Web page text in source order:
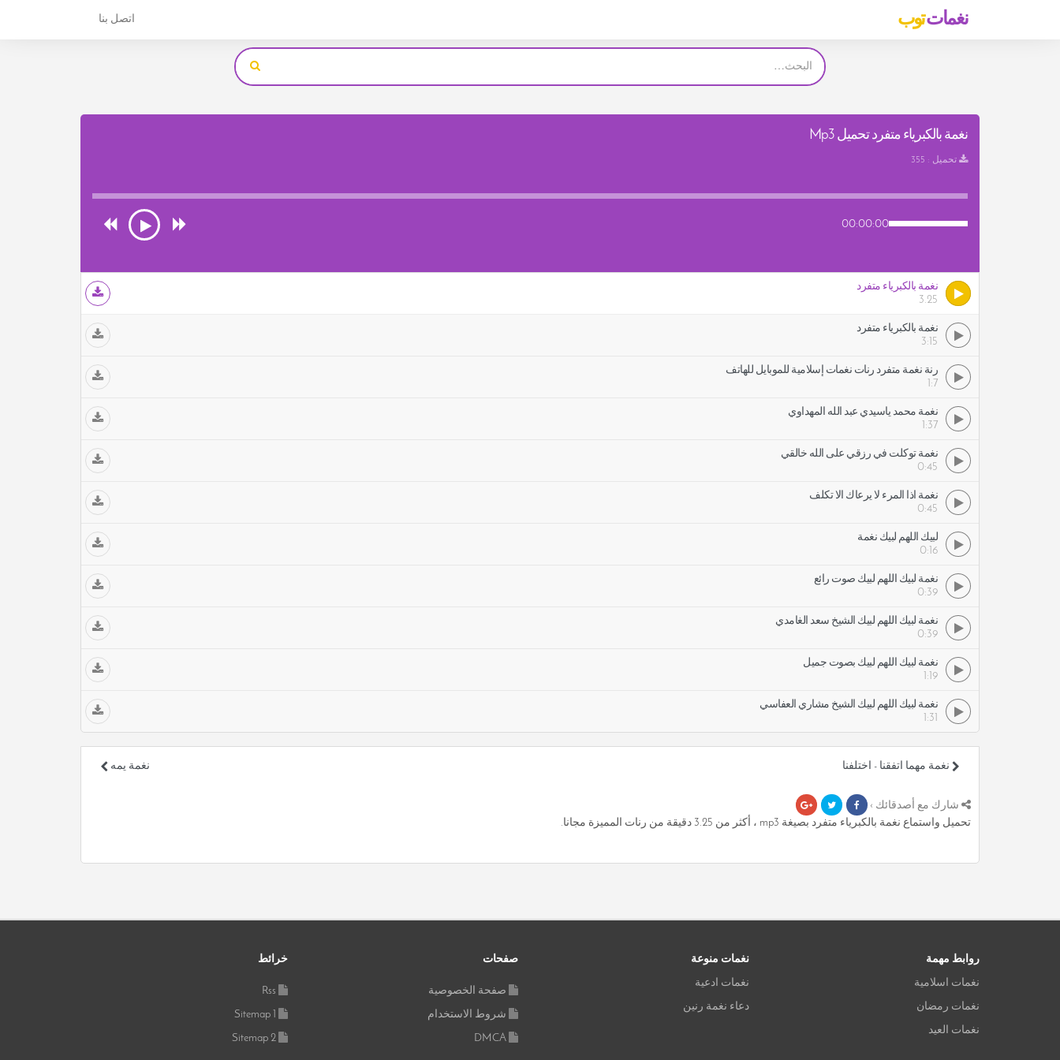
نغماتتوب اتصل بنا
نغمة بالكبرياء متفرد تحميل Mp3
تحميل : 355
00:00:00
نغمة بالكبرياء متفرد
3.25
نغمة بالكبرياء متفرد
3:15
رنة نغمة متفرد رنات نغمات إسلامية للموبايل للهاتف
1:7
نغمة محمد ياسيدي عبد الله المهداوي
1:37
نغمة توكلت في رزقي على الله خالقي
0:45
نغمة اذا المرء لا يرعاك الا تكلف
0:45
لبيك اللهم لبيك نغمة
0:16
نغمة لبيك اللهم لبيك صوت رائع
0:39
نغمة لبيك اللهم لبيك الشيخ سعد الغامدي
0:39
نغمة لبيك اللهم لبيك بصوت جميل
1:19
نغمة لبيك اللهم لبيك الشيخ مشاري العفاسي
1:31
نغمة يمه نغمة مهما اتفقنا - اختلفنا
شارك مع أصدقائك ›
تحميل واستماع نغمة بالكبرياء متفرد بصيغة mp3 ، أكثر من 3.25 دقيقة من رنات المميزة مجانا.
روابط مهمة
نغمات اسلامية
نغمات رمضان
نغمات العيد
نغمات منوعة
نغمات ادعية
دعاء نغمة رنين
صفحات
صفحة الخصوصية
شروط الاستخدام
DMCA
خرائط
Rss
Sitemap 1
Sitemap 2